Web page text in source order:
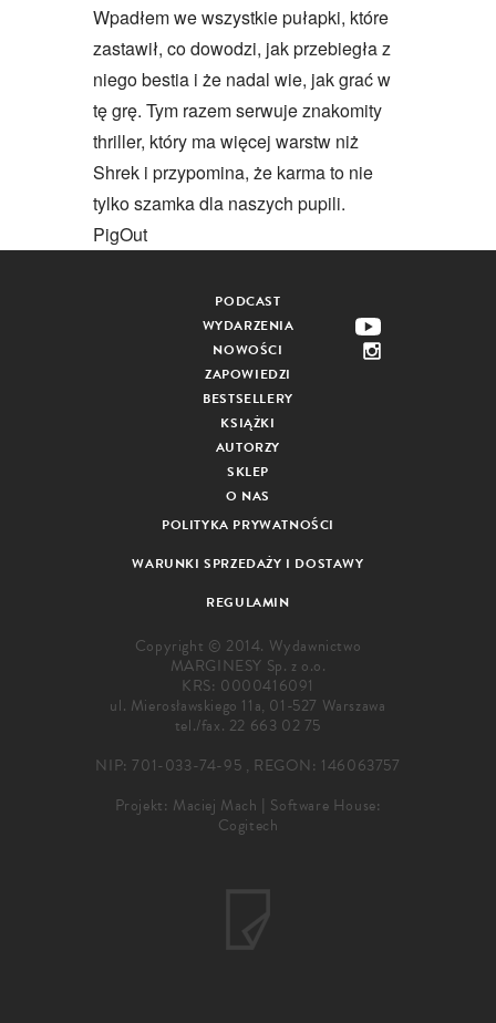
Wpadłem we wszystkie pułapki, które
zastawił, co dowodzi, jak przebiegła z
niego bestia i że nadal wie, jak grać w
tę grę. Tym razem serwuje znakomity
thriller, który ma więcej warstw niż
Shrek i przypomina, że karma to nie
tylko szamka dla naszych pupili.
PigOut
PODCAST
WYDARZENIA
NOWOŚCI
ZAPOWIEDZI
BESTSELLERY
KSIĄŻKI
AUTORZY
SKLEP
O NAS
POLITYKA PRYWATNOŚCI
WARUNKI SPRZEDAŻY I DOSTAWY
REGULAMIN
Copyright © 2014. Wydawnictwo
MARGINESY Sp. z o.o.
KRS: 0000416091
ul. Mierosławskiego 11a, 01-527 Warszawa
tel./fax. 22 663 02 75
NIP: 701-033-74-95 , REGON: 146063757
Projekt: Maciej Mach | Software House:
Cogitech